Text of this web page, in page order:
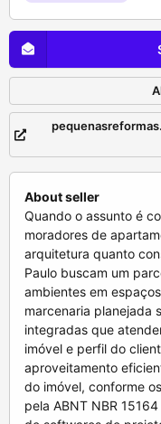
About seller
Quando o assunto é contato marcenaria SP, tanto moradores de apartamentos compactos, profissionais da arquitetura quanto construtoras e incorporadoras em São Paulo buscam um parceiro especializado para transformar ambientes em espaços funcionais, estéticos e otimizados. A marcenaria planejada se destaca por proporcionar soluções integradas que atendem às necessidades específicas do imóvel e perfil do cliente, garantindo máxima ergonomia, aproveitamento eficiente da área disponível e valorização do imóvel, conforme os rigorosos parâmetros estabelecidos pela ABNT NBR 15164 para móveis residenciais. Com o uso de softwares de projeto 3D e renderização, a visualização do resultado final torna-se realista, facilitando ajustes antes da fabricação, atendendo desde requisitos técnicos até preferências estéticas. Para quem busca a excelência no universo da marcenaria em São Paulo, compreender as principais vantagens, desafios e critérios técnicos envolvidos é fundamental para tomar decisões assertivas durante o contato e negociação.Benefícios do contato direto com uma marcenaria especializada em São PauloO mercado paulista é caracterizado por apartamentos com espaço reduzido, layouts diversificados e exigências particulares quanto à funcionalidade dos móveis. Entrar em contato com uma marcenaria SP confiável garante atendimento personalizado com respaldo técnico e criatividade para soluções sob medida, superando produtos prontos e modulados encontrados em grandes lojas. Isso traz benefícios tangíveis:Otimização e personalização do espaçoMóveis planejados potencializam cada centímetro útil, solução essencial para imóveis comuns em São Paulo, que frequentemente possuem áreas restritas na cozinha, sala, quartos e varanda. Com o uso dos conceitos de ergonomia e otimização de espaços aliados aos parâmetros ABNT NBR 15164, o projetista marcenaria cria layouts que facilitam deslocamentos, organização de utensílios e conforto visual. São comuns embutidos estratégicos, como nichos para iluminação embutida LED e gavetas com corrediças telescópicas que evitam deslizamento brusco.Qualidade e conformidade com normas técnicas brasileirasAo entrar em contato com executores que sigam a ABNT NBR 15164 e trabalharem sob paradigmas do setor conforme ABIMÓVEL, o cliente assegura móveis resistentes, duráveis e seguros. Materiais aprovados, dimensões corretas, ferragens padrão como dobradiças caneco e sistemas soft close de marcas renomadas (Blum, Hettich) garantem funcionamento preciso e conforto diário, além de prolongar a vida útil da peça.Valorização do imóvel e impacto na revendaEmpreendimentos imobiliários rigorosos em São Paulo privilegiam um móvel planejado de alta qualidade capaz de melhorar a percepção do imóvel e sua avaliação no mercado secundário. Apartamentos com marcenaria personalizada e acabamentos tipo laca UV ou BP apresentam maior atratividade frente a compradores ou locatários, refletindo no preço de venda ou aluguel. Além disso, a instalação correta evita problemas futuros que diminuem o valor agregado, como desgaste precoce por umidade típica do clima paulistano.Acessibilidade e comunicação clara no processoO contato inicial na marcenaria deve incluir visita técnica, levantamento detalhado (medição técnica), troca transparente de informações e apresentação de orçamento realista, respeitando os prazos de entrega e montagem, essenciais para evitar atrasos em reformas de apartamentos, muito frequentes na capital paulista. A comunicação precisa, com uso de recursos visuais e testes de ergonomia, reduz dúvidas, retrabalhos e custos adicionais.Entender esses benefícios facilita um diálogo construtivo entre o cliente e profissionais especializados, servindo de base sólida para o próximo passo do projeto.Principais dores resolvidas pela marcenaria planejada no contexto residencial paulistaAs caraterísticas do mercado imobiliário em São Paulo apresentam desafios específicos que uma marcenaria bem estruturada consegue mitigar com soluções técnicas avançadas e sob medida.Limitação de área útil e necessidade de multifuncionalidadeA maioria dos apartamentos paulistanos possui metragens compactas, exigindo móveis inteligentes que se adaptem a múltiplas funções, como camas com compartimento de armazenamento, racks para home office ou sistemas modulares que se transformam de acordo com o uso. A marcenaria customizada possibilita essa versatilidade, aumentando a sensação de amplitude e conforto.Danos causados